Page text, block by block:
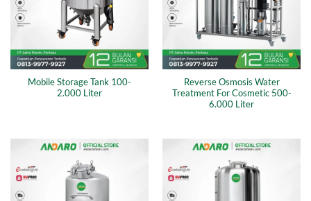
Mobile Storage Tank 100-
2.000 Liter
Reverse Osmosis Water
Treatment For Cosmetic 500-
6.000 Liter